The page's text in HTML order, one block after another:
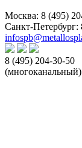
Москва: 8 (495)
Санкт-Петербург:
8 (495) 204-30-50
(многоканальный)